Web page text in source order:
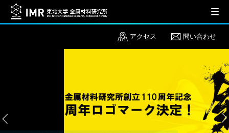
アクセス 問い合わせ